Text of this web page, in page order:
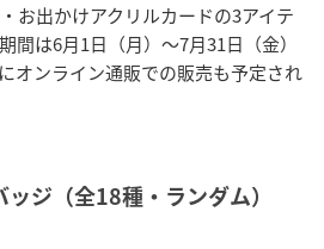
お出かけアクリルカードの3アイテ
間は6月1日（月）～7月31日（金）
オンライン通販での販売も予定され
ッジ（全18種・ランダム）